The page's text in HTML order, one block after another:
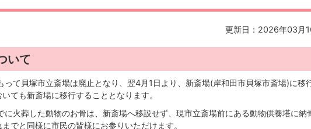
更新日：2026年03月
いて
て貝塚市立斎場は廃止となり、翌4月1日より、新斎場(岸和田市貝塚市斎場)に移
ても新斎場に移行することとなります。
火葬した動物のお骨は、新斎場へ移設せず、現市立斎場前にある動物供養塔に納
でと同様に市民の皆様にお参りいただけます。